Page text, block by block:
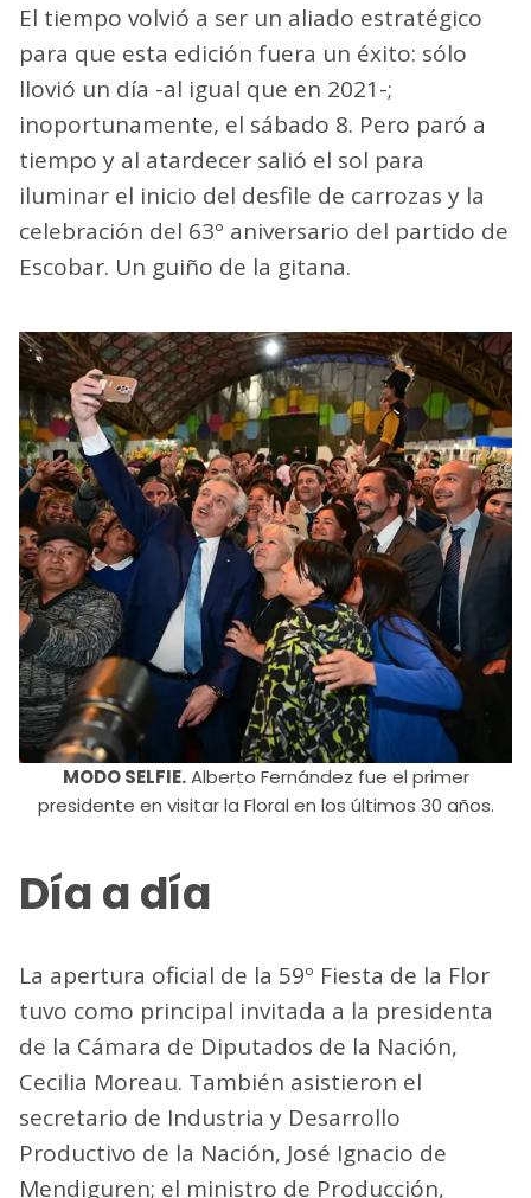
El tiempo volvió a ser un aliado estratégico
para que esta edición fuera un éxito: sólo
llovió un día -al igual que en 2021-;
inoportunamente, el sábado 8. Pero paró a
tiempo y al atardecer salió el sol para
iluminar el inicio del desfile de carrozas y la
celebración del 63º aniversario del partido de
Escobar. Un guiño de la gitana.
MODO SELFIE.Alberto Fernández fue el primer
presidente en visitar la Floral en los últimos 30 años.
Día a día
La apertura oficial de la 59º Fiesta de la Flor
tuvo como principal invitada a la presidenta
de la Cámara de Diputados de la Nación,
Cecilia Moreau. También asistieron el
secretario de Industria y Desarrollo
Productivo de la Nación, José Ignacio de
Mendiguren; el ministro de Producción,